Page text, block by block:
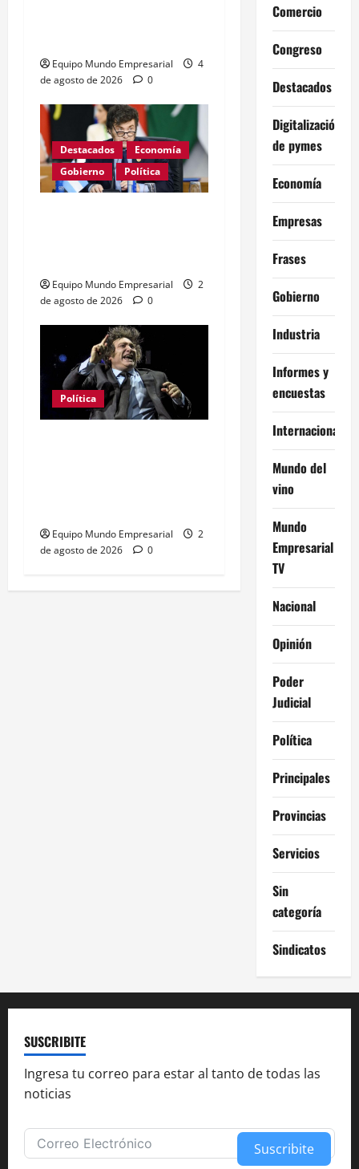
Equipo Mundo Empresarial
4
de agosto de 2026
0
Destacados
Economía
Gobierno
Política
Equipo Mundo Empresarial
2
de agosto de 2026
0
Política
Equipo Mundo Empresarial
2
de agosto de 2026
0
Comercio
Congreso
Destacados
Digitalización
de pymes
Economía
Empresas
Frases
Gobierno
Industria
Informes y
encuestas
Internacional
Mundo del
vino
Mundo
Empresarial
TV
Nacional
Opinión
Poder
Judicial
Política
Principales
Provincias
Servicios
Sin
categoría
Sindicatos
SUSCRIBITE
Ingresa tu correo para estar al tanto de todas las
noticias
Suscribite